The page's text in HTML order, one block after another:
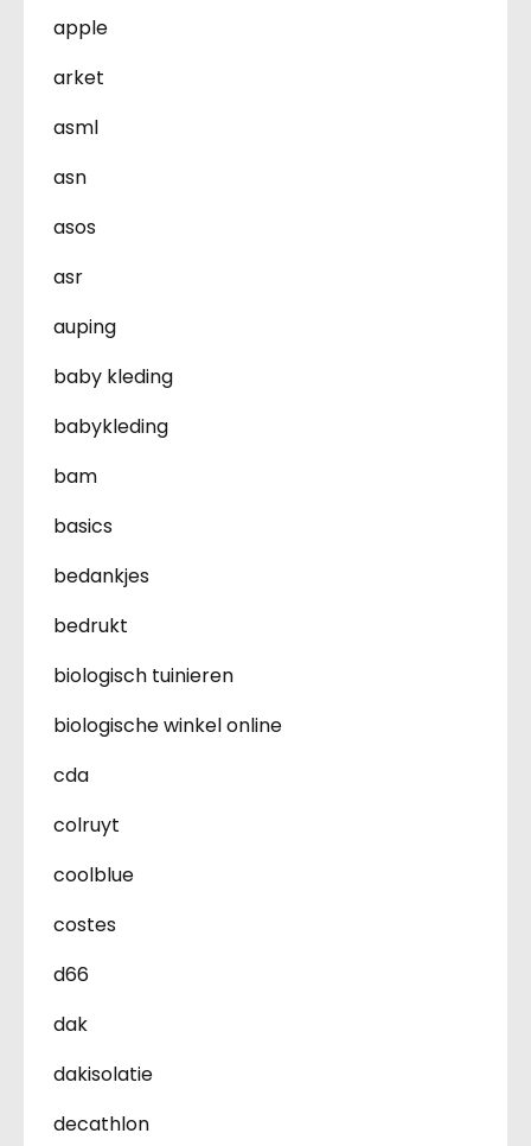
apple
arket
asml
asn
asos
asr
auping
baby kleding
babykleding
bam
basics
bedankjes
bedrukt
biologisch tuinieren
biologische winkel online
cda
colruyt
coolblue
costes
d66
dak
dakisolatie
decathlon